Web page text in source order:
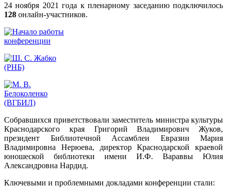
24 ноября 2021 года к пленарному заседанию подключилось
128 онлайн-участников.
Собравшихся приветствовали заместитель министра культуры
Краснодарского края Григорий Владимирович Жуков,
президент Библиотечной Ассамблеи Евразии Мария
Владимировна Нерюева, директор Краснодарской краевой
юношеской библиотеки имени И.Ф. Вараввы Юлия
Александровна Нардид.
Ключевыми и проблемными докладами конференции стали: